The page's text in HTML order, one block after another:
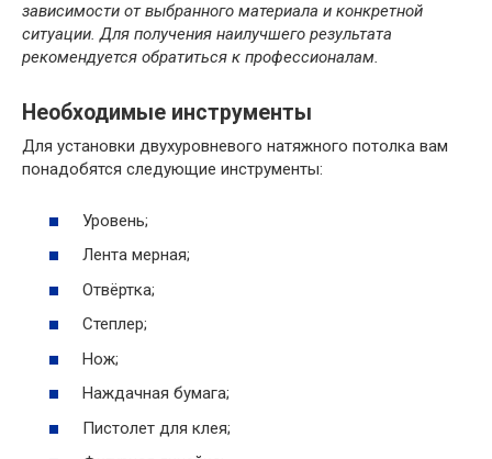
зависимости от выбранного материала и конкретной
ситуации. Для получения наилучшего результата
рекомендуется обратиться к профессионалам.
Необходимые инструменты
Для установки двухуровневого натяжного потолка вам
понадобятся следующие инструменты:
Уровень;
Лента мерная;
Отвёртка;
Степлер;
Нож;
Наждачная бумага;
Пистолет для клея;